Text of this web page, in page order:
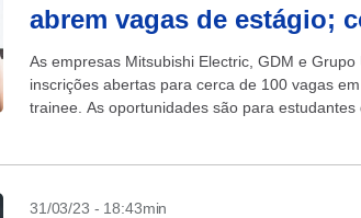
abrem vagas de estágio;
As empresas Mitsubishi Electric, GDM e Grupo
inscrições abertas para cerca de 100 vagas
trainee. As oportunidades são para estudantes
31/03/23 - 18:43min